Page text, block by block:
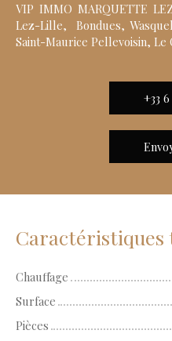
VIP IMMO MARQUETTE
Lez-Lille, Bondues,
Saint-Maurice Pellevoisin, Le
+33
Caractéristiques
Chauffage
Surface
Pièces